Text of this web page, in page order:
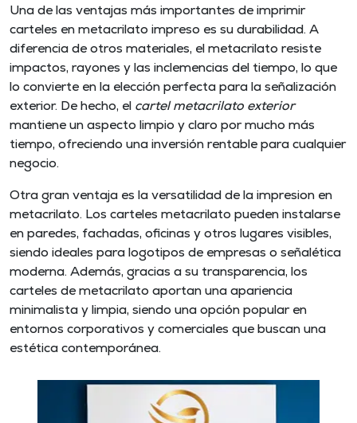
Una de las ventajas más importantes de imprimir
carteles en metacrilato impreso es su durabilidad. A
diferencia de otros materiales, el metacrilato resiste
impactos, rayones y las inclemencias del tiempo, lo que
lo convierte en la elección perfecta para la señalización
exterior. De hecho, el cartel metacrilato exterior
mantiene un aspecto limpio y claro por mucho más
tiempo, ofreciendo una inversión rentable para cualquier
negocio.
Otra gran ventaja es la versatilidad de la impresion en
metacrilato. Los carteles metacrilato pueden instalarse
en paredes, fachadas, oficinas y otros lugares visibles,
siendo ideales para logotipos de empresas o señalética
moderna. Además, gracias a su transparencia, los
carteles de metacrilato aportan una apariencia
minimalista y limpia, siendo una opción popular en
entornos corporativos y comerciales que buscan una
estética contemporánea.